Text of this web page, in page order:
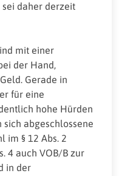
daher derzeit
mit einer
der Hand,
Gerade in
für eine
hohe Hürden
abgeschlossene
im § 12 Abs. 2
4 auch VOB/B zur
in der